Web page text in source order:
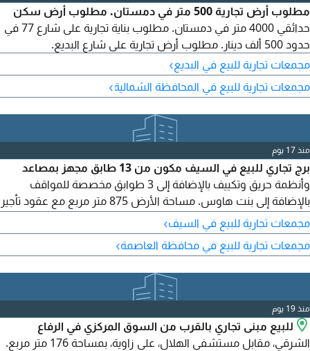
مطلوب أرض تجارية 500 متر في دمستان. مطلوب أرض سكن
حدائقي 4000 متر في دمستان. مطلوب بناية تجارية على شارع 77 في
حدود 500 ألف دينار. مطلوب أرض تجارية على شارع البديع.
مجمعات تجارية للبيع في البديع›
مجمعات تجارية للبيع في المحافظة الشمالية›
منذ 17 يوم
برج تجاري للبيع في السيف مكون من 13 طابق مجهز بمصاعد
وأنظمة حريق وتكييف بالإضافة إلى 3 طوابق مخصصة للمواقف
بالإضافة إلى بنت هاوس. مساحة الأرض 875 متر مربع مع عقود تأجير
جاهزة.
مجمعات تجارية للبيع في السيف›
مجمعات تجارية للبيع في محافظة العاصمة›
منذ 19 يوم
للبيع مبنى تجاري بالقرب من السوق المركزي في الرفاع
الشرقي، مقابل مستشفى الهلال، على زاوية، بمساحة 176 متر مربع.